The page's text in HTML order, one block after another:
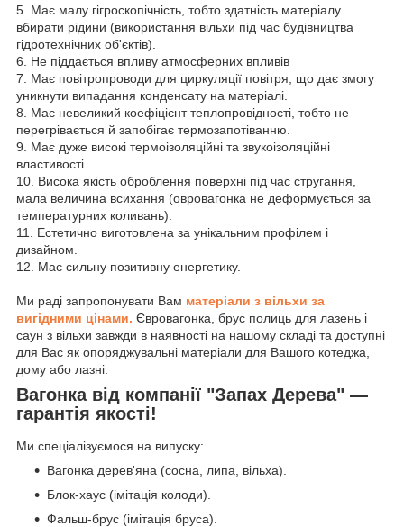
5. Має малу гігроскопічність, тобто здатність матеріалу
вбирати рідини (використання вільхи під час будівництва
гідротехнічних об'єктів).
6. Не піддається впливу атмосферних впливів
7. Має повітропроводи для циркуляції повітря, що дає змогу
уникнути випадання конденсату на матеріалі.
8. Має невеликий коефіцієнт теплопровідності, тобто не
перегрівається й запобігає термозапотіванню.
9. Має дуже високі термоізоляційні та звукоізоляційні
властивості.
10. Висока якість оброблення поверхні під час стругання,
мала величина всихання (овровагонка не деформується за
температурних коливань).
11. Естетично виготовлена за унікальним профілем і
дизайном.
12. Має сильну позитивну енергетику.
Ми раді запропонувати Вам матеріали з вільхи за
вигідними цінами. Євровагонка, брус полиць для лазень і
саун з вільхи завжди в наявності на нашому складі та доступні
для Вас як опоряджувальні матеріали для Вашого котеджа,
дому або лазні.
Вагонка від компанії "Запах Дерева" —
гарантія якості!
Ми спеціалізуємося на випуску:
Вагонка дерев'яна (сосна, липа, вільха).
Блок-хаус (імітація колоди).
Фальш-брус (імітація бруса).